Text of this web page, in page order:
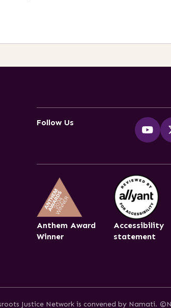
Follow Us
Anthem Award
Winner
Accessibility
statement
Justice Network is convened by Namati.